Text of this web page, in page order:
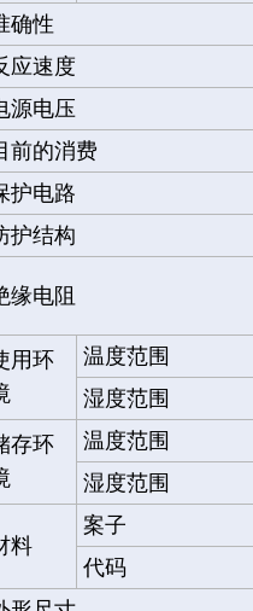
确性
应速度
源电压
前的消费
护电路
护结构
缘电阻
用环
温度范围
湿度范围
存环
温度范围
湿度范围
料
案子
代码